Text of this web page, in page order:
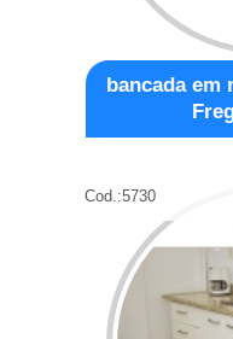
bancada em
Cod.:5730